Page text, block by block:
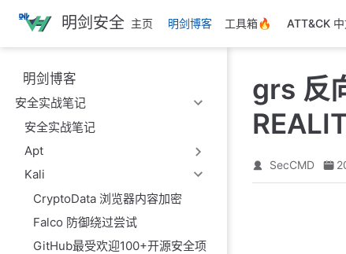
跳
主
內
容
明剑安全 主页 明剑博客 工具箱🔥 ATT&CK
明剑博客
安全实战笔记
安全实战笔记
Apt
Kali
CryptoData 浏览器内容加密
Falco 防御绕过尝试
GitHub最受欢迎100+开源安全项
grs 反
SecCMD